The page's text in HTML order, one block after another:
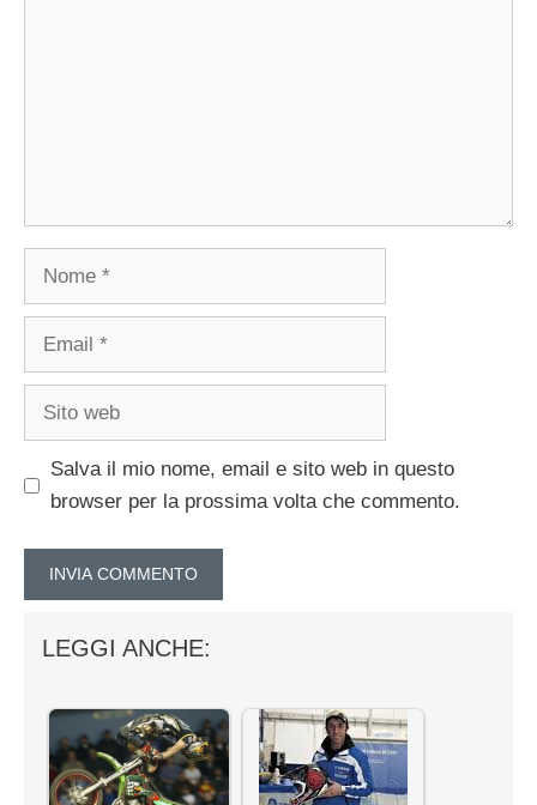
Nome
Email
Sito
Salva il mio nome, email e sito web in questo
browser per la prossima volta che commento.
LEGGI ANCHE: